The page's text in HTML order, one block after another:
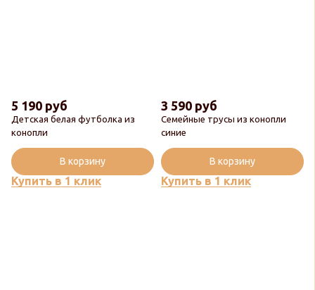
Новинка
Популярный
Детская белая футболка из
конопли
5 190 руб
Купить в 1 клик
В корзину
Семейные трусы из конопли
синие
3 590 руб
Купить в 1 клик
В корзину